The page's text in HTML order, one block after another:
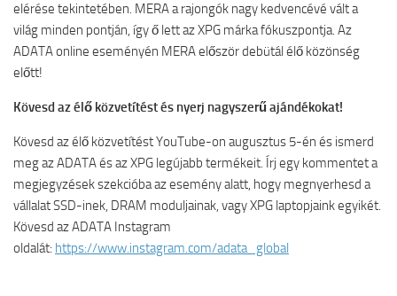
elérése tekintetében. MERA a rajongók nagy kedvencévé vált a
világ minden pontján, így ő lett az XPG márka fókuszpontja. Az
ADATA online eseményén MERA először debütál élő közönség
előtt!
Kövesd az élő közvetítést és nyerj nagyszerű ajándékokat!
Kövesd az élő közvetítést YouTube-on augusztus 5-én és ismerd
meg az ADATA és az XPG legújabb termékeit. Írj egy kommentet a
megjegyzések szekcióba az esemény alatt, hogy megnyerhesd a
vállalat SSD-inek, DRAM moduljainak, vagy XPG laptopjaink egyikét.
Kövesd az ADATA Instagram
oldalát: https://www.instagram.com/adata_global